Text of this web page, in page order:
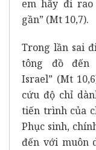
em hãy đi
gần” (Mt 10,7).
Trong lần sai
tông đồ
Israel” (Mt
cứu độ chỉ
tiến trình của
Phục sinh,
đến với muôn